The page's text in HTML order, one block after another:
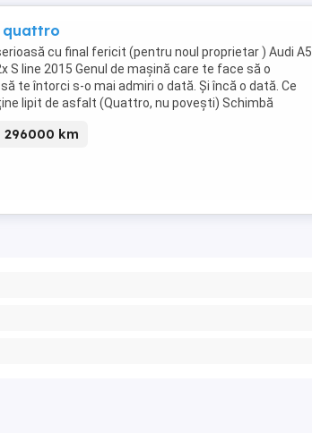
quattro
cu final fericit (pentru noul proprietar ) Audi A5
S line 2015 Genul de mașină care te face să o
te întorci s-o mai admiri o dată. Și încă o dată. Ce
lipit de asfalt (Quattro, nu povești) Schimbă
296000 km